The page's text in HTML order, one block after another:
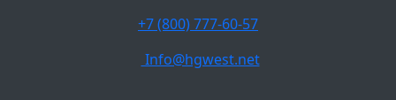
+7 (800) 777-60-57
Info@hgwest.net